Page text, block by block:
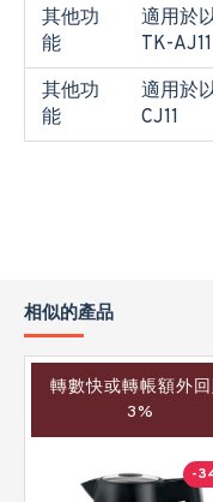
其他功
能
適用於
TK-AJ11
其他功
能
適用於
CJ11
相似的產品
轉數快或轉帳額外
3%
-